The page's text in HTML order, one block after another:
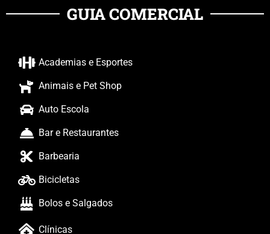
GUIA COMERCIAL
Academias e Esportes
Animais e Pet Shop
Auto Escola
Bar e Restaurantes
Barbearia
Bicicletas
Bolos e Salgados
Clínicas